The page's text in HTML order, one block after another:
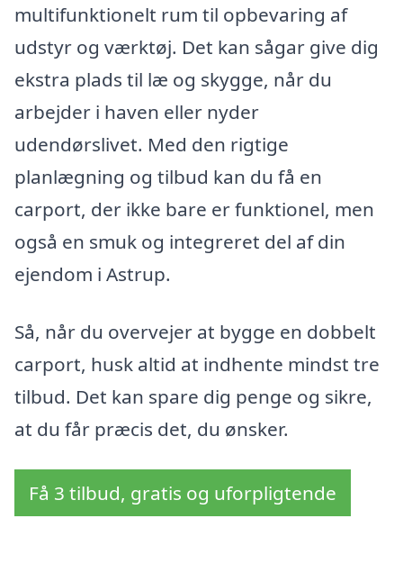
multifunktionelt rum til opbevaring af
udstyr og værktøj. Det kan sågar give dig
ekstra plads til læ og skygge, når du
arbejder i haven eller nyder
udendørslivet. Med den rigtige
planlægning og tilbud kan du få en
carport, der ikke bare er funktionel, men
også en smuk og integreret del af din
ejendom i Astrup.
Så, når du overvejer at bygge en dobbelt
carport, husk altid at indhente mindst tre
tilbud. Det kan spare dig penge og sikre,
at du får præcis det, du ønsker.
Få 3 tilbud, gratis og uforpligtende